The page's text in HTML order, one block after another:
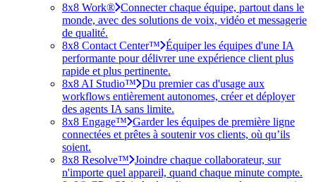
8x8 Work® Connecter chaque équipe, partout dans le
monde, avec des solutions de voix, vidéo et messagerie
de qualité.
8x8 Contact Center™ Équiper les équipes d'une IA
performante pour délivrer une expérience client plus
rapide et plus pertinente.
8x8 AI Studio™ Du premier cas d'usage aux
workflows entièrement autonomes, créer et déployer
des agents IA sans limite.
8x8 Engage™ Garder les équipes de première ligne
connectées et prêtes à soutenir vos clients, où qu’ils
soient.
8x8 Resolve™ Joindre chaque collaborateur, sur
n'importe quel appareil, quand chaque minute compte.